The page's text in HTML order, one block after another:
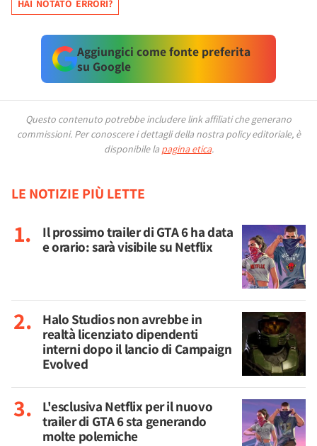
HAI NOTATO ERRORI?
Aggiungici come fonte preferita
su Google
Questo contenuto potrebbe includere link affiliati che generano
commissioni. Per conoscere i dettagli della nostra policy editoriale, è
disponibile la pagina etica.
LE NOTIZIE PIÙ LETTE
Il prossimo trailer di GTA 6 ha data
e orario: sarà visibile su Netflix
Halo Studios non avrebbe in
realtà licenziato dipendenti
interni dopo il lancio di Campaign
Evolved
L'esclusiva Netflix per il nuovo
trailer di GTA 6 sta generando
molte polemiche